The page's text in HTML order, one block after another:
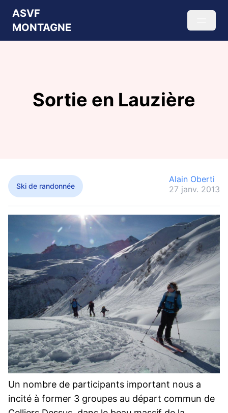
ASVF
MONTAGNE
Sortie en Lauzière
Ski de randonnée
Alain Oberti
27 janv. 2013
Un nombre de participants important nous a
incité à former 3 groupes au départ commun de